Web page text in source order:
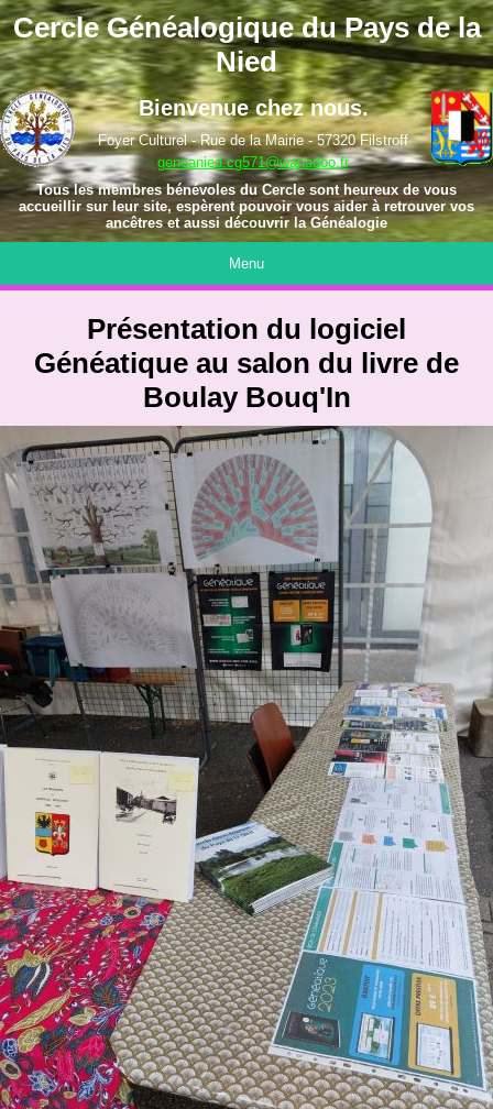
Cercle Généalogique du Pays de la
Nied
Bienvenue chez nous.
Foyer Culturel - Rue de la Mairie - 57320 Filstroff
geneanied.cg571@wanadoo.fr
Tous les membres bénévoles du Cercle sont heureux de vous
accueillir sur leur site, espèrent pouvoir vous aider à retrouver vos
ancêtres et aussi découvrir la Généalogie
Menu
Présentation du logiciel
Généatique au salon du livre de
Boulay Bouq'In